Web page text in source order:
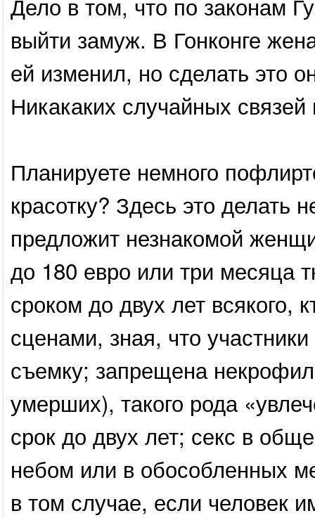
выйти замуж. В Гонконге
ей изменил, но сделать это
Никакаких случайных
Планируете немного
красотку? Здесь это делать
предложит незнакомой
до 180 евро или три месяца
сроком до двух лет всякого,
сценами, зная, что
съемку; запрещена
умерших), такого рода
срок до двух лет; секс в
небом или в обособленных
в том случае, если человек